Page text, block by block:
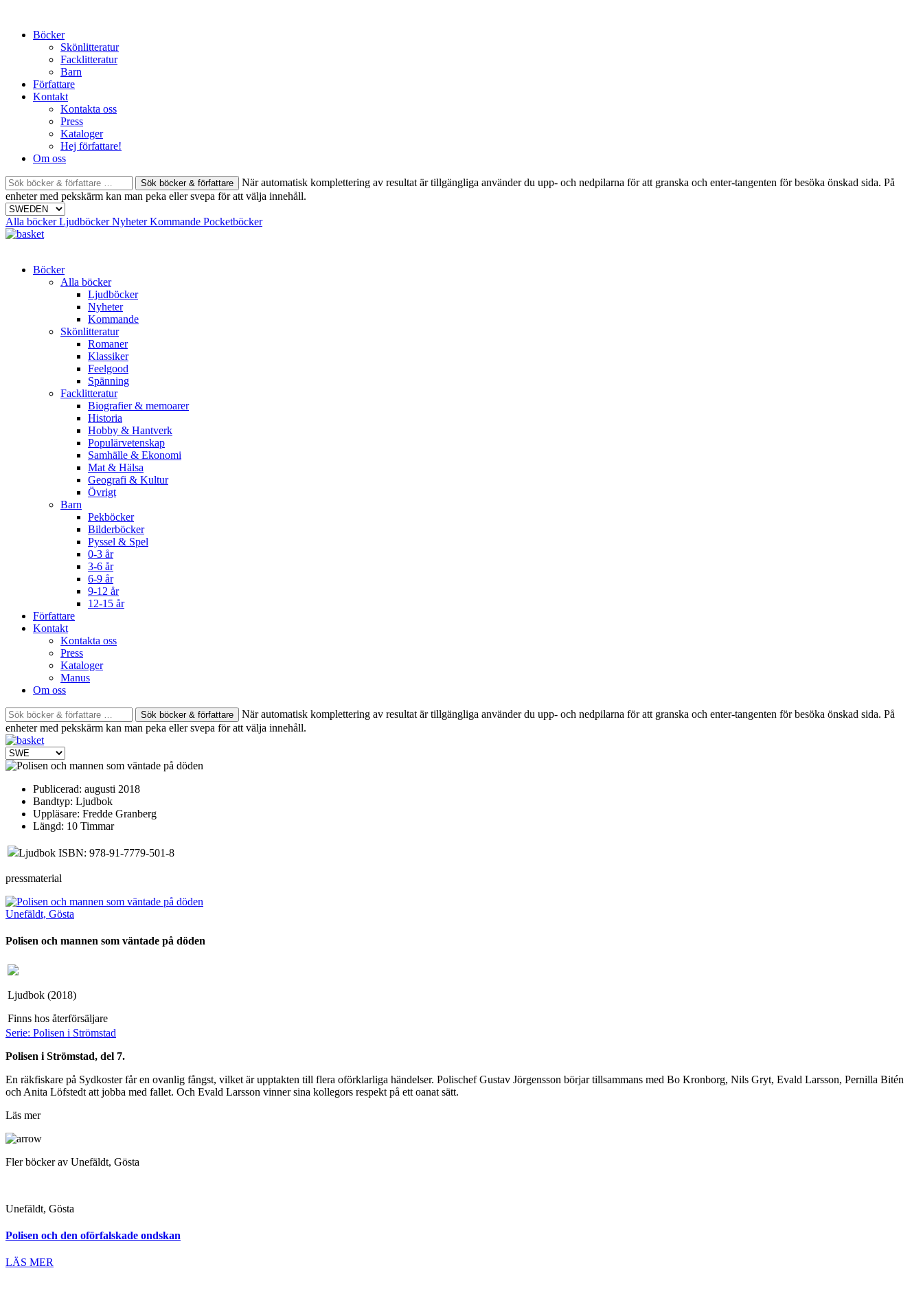
contentBöcker
Skönlitteratur
Facklitteratur
Barn
Författare
Kontakt
Kontakta oss
Press
Kataloger
Hej författare!
Om oss
Sök
böcker
&
författare
efter:
När automatisk komplettering av resultat är tillgängliga använder du upp- och nedpilarna för att granska och enter-tangenten för besöka önskad sida. På
enheter med pekskärm kan man peka eller svepa för att välja innehåll.
Alla böckerLjudböckerNyheterKommande Pocketböcker
Böcker
Alla böcker
Ljudböcker
Nyheter
Kommande
Skönlitteratur
Romaner
Klassiker
Feelgood
Spänning
Facklitteratur
Biografier & memoarer
Historia
Hobby & Hantverk
Populärvetenskap
Samhälle & Ekonomi
Mat & Hälsa
Geografi & Kultur
Övrigt
Barn
Pekböcker
Bilderböcker
Pyssel & Spel
0-3 år
3-6 år
6-9 år
9-12 år
12-15 år
Författare
Kontakt
Kontakta oss
Press
Kataloger
Manus
Om oss
Sök
böcker
&
författare
efter:
När automatisk komplettering av resultat är tillgängliga använder du upp- och nedpilarna för att granska och enter-tangenten för besöka önskad sida. På
enheter med pekskärm kan man peka eller svepa för att välja innehåll.
Publicerad: augusti 2018
Bandtyp: Ljudbok
Uppläsare: Fredde Granberg
Längd: 10 Timmar
Ljudbok ISBN: 978-91-7779-501-8
pressmaterial
Unefäldt, Gösta
Polisen och mannen som väntade på döden
Ljudbok (2018)
Finns hos återförsäljare
Serie: Polisen i Strömstad
Polisen i Strömstad, del 7.
En räkfiskare på Sydkoster får en ovanlig fångst, vilket är upptakten till flera oförklarliga händelser. Polischef Gustav Jörgensson börjar tillsammans med Bo Kronborg, Nils Gryt, Evald Larsson, Pernilla Bitén
och Anita Löfstedt att jobba med fallet. Och Evald Larsson vinner sina kollegors respekt på ett oanat sätt.
Läs mer
Fler böcker av Unefäldt, Gösta
Unefäldt, Gösta
Polisen och den oförfalskade ondskan
LÄS MER